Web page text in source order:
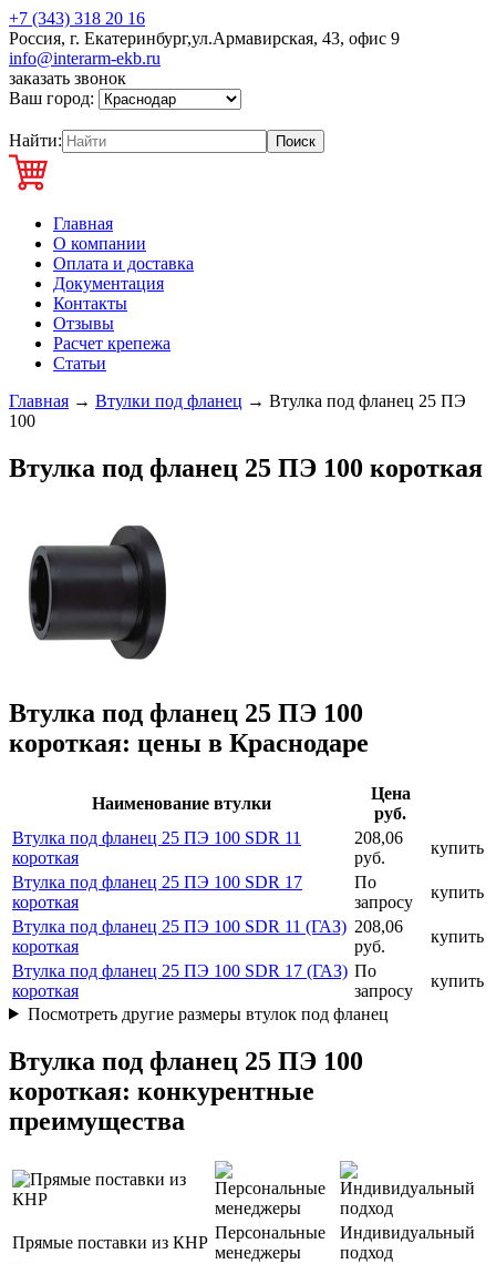
+7 (343) 318 20 16
Россия, г. Екатеринбург,ул.Армавирская, 43, офис 9
info@interarm-ekb.ru
заказать звонок
Ваш город:
Найти:
Главная
О компании
Оплата и доставка
Документация
Контакты
Отзывы
Расчет крепежа
Статьи
Главная → Втулки под фланец → Втулка под фланец 25 ПЭ
100
Втулка под фланец 25 ПЭ 100 короткая
Втулка под фланец 25 ПЭ 100
короткая: цены в Краснодаре
Наименование втулки
Цена
руб.
Втулка под фланец 25 ПЭ 100 SDR 11
короткая
208,06
руб.
купить
Втулка под фланец 25 ПЭ 100 SDR 17
короткая
По
запросу
купить
Втулка под фланец 25 ПЭ 100 SDR 11 (ГАЗ)
короткая
208,06
руб.
купить
Втулка под фланец 25 ПЭ 100 SDR 17 (ГАЗ)
короткая
По
запросу
купить
Посмотреть другие размеры втулок под фланец
Втулка под фланец 25 ПЭ 100
короткая: конкурентные
преимущества
Прямые поставки из КНР
Персональные
менеджеры
Индивидуальный
подход